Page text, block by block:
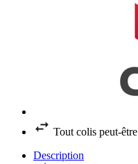
Tout colis peut-
Description